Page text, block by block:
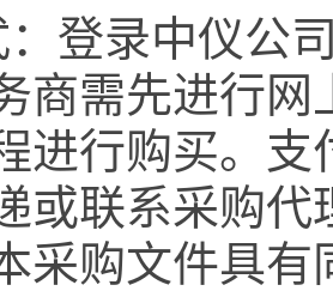
登录中仪公
商需先进行
进行购买。支
或联系采购
采购文件具有